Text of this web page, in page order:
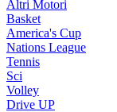
Altri Motori
Basket
America's Cup
Nations League
Tennis
Sci
Volley
Drive UP